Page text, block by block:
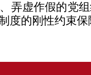
弄虚作假的党
度的刚性约束